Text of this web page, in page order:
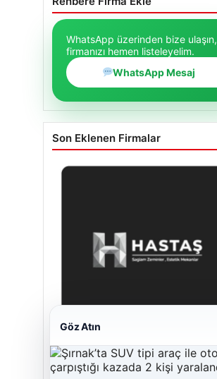
WhatsApp üzerinden bize ulaşın,
firmanızı hemen listeleyelim.
WhatsApp Mesaj
Son Eklenen Firmalar
Enes Kaplan Avukatlık Bürosu
Göz Atın